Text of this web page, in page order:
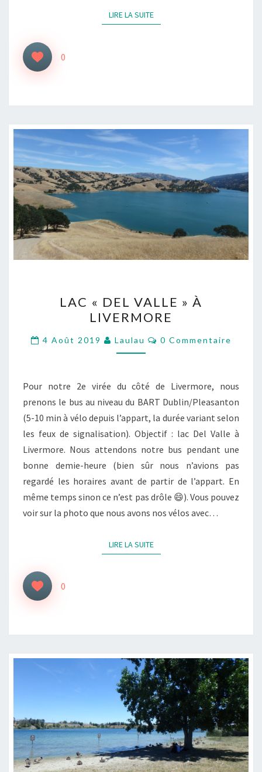
LIRE LA SUITELIRE LA SUITE
0
« DEL
VALLE »
À
LIVERMORE
LAC « DEL VALLE » À
LIVERMORE
4 Août 2019 Laulau Commentaires
0 Commentaire
Pour notre 2e virée du côté de Livermore, nous
prenons le bus au niveau du BART Dublin/Pleasanton
(5-10 min à vélo depuis l’appart, la durée variant selon
les feux de signalisation). Objectif : lac Del Valle à
Livermore. Nous attendons notre bus pendant une
bonne demie-heure (bien sûr nous n’avions pas
regardé les horaires avant de partir de l’appart. En
même temps sinon ce n’est pas drôle 😄). Vous pouvez
voir sur la photo que nous avons nos vélos avec…
LIRE LA SUITELIRE LA SUITE
0